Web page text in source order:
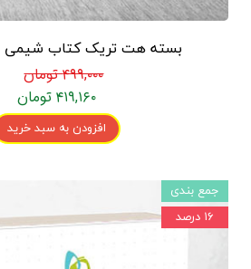
بسته هت تریک کتاب شیمی
۴۹۹,۰۰۰ تومان
۴۱۹,۱۶۰ تومان
افزودن به سبد خرید
جمع بندی
۱۶ درصد